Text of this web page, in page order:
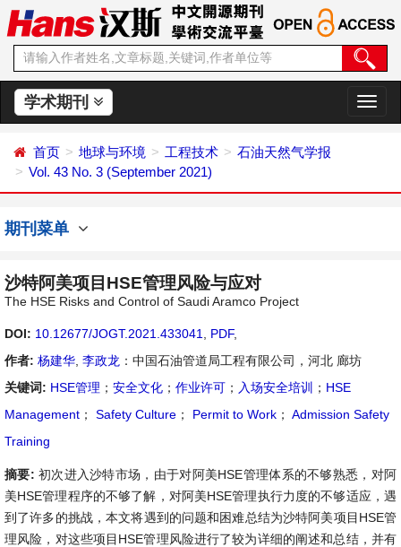
学术期刊
切
换
首页 地球与环境 工程技术
石油天然气学报
Vol. 43 No. 3 (September 2021)
期刊菜单
沙特阿美项目HSE管理风险与应对
The HSE Risks and Control of Saudi Aramco Project
DOI: 10.12677/JOGT.2021.433041 PDF,
作者: 杨建华 李政龙 ：中国石油管道局工程有限公司，河北 廊坊
关键词: HSE管理 ； 安全文化 ； 作业许可 ； 入场安全培训 ； HSE
Management ； Safety Culture ； Permit to Work ； Admission Safety
Training
摘要: 初次进入沙特市场，由于对阿美HSE管理体系的不够熟悉，对阿
美HSE管理程序的不够了解，对阿美HSE管理执行力度的不够适应，遇
到了许多的挑战，本文将遇到的问题和困难总结为沙特阿美项目HSE管
理风险，对这些项目HSE管理风险进行了较为详细的阐述和总结，并有